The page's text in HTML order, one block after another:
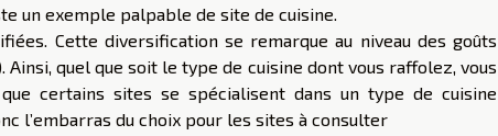
un exemple palpable de site de cuisine.
Cette diversification se remarque au niveau des goûts
quel que soit le type de cuisine dont vous raffolez, vous
certains sites se spécialisent dans un type de cuisine
l’embarras du choix pour les sites à consulter